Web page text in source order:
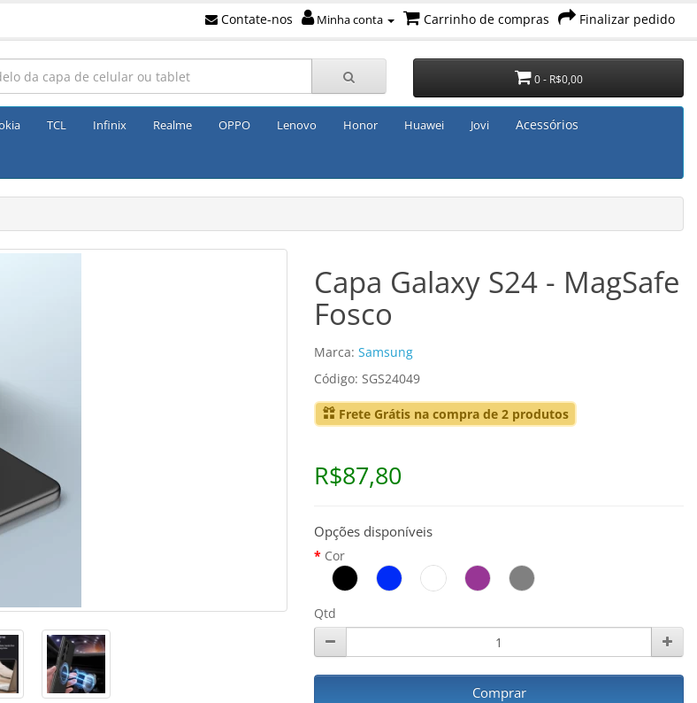
Contate-nos Minha conta Carrinho de compras Finalizar pedido
0 - R$0,00
TCL Infinix Realme OPPO Lenovo Honor Huawei Jovi Acessórios
Capa Galaxy S24 - MagSafe
Fosco
Marca: Samsung
Código: SGS24049
Frete Grátis na compra de 2 produtos
R$87,80
Opções disponíveis
Cor
Qtd
Comprar